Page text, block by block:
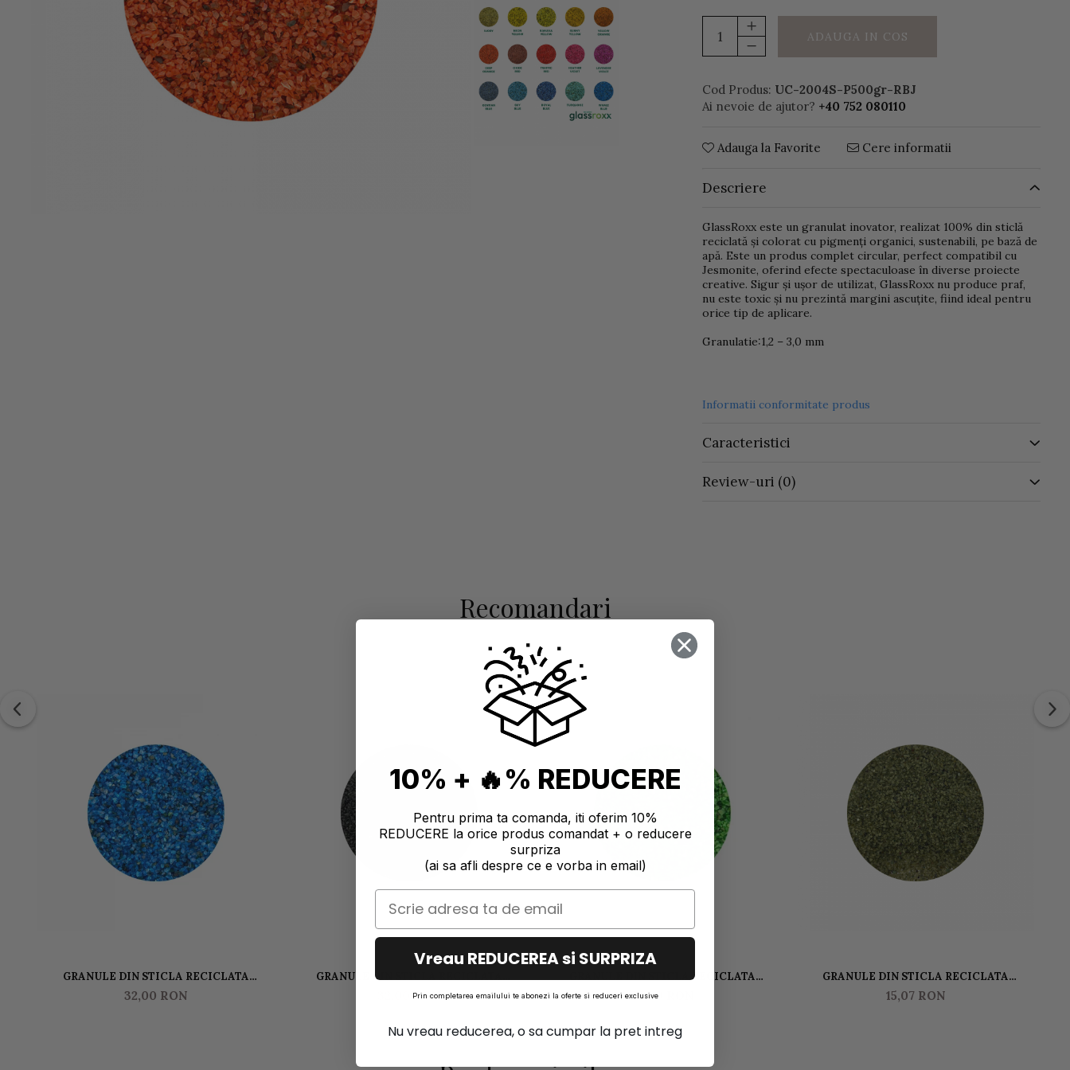
ADAUGA IN COS
Cod Produs: UC-2004S-P500gr-RBJ
Ai nevoie de ajutor? +40 752 080110
Adauga la Favorite Cere informatii
Descriere
GlassRoxx este un granulat inovator, realizat 100% din sticlă
reciclată și colorat cu pigmenți organici, sustenabili, pe bază de
apă. Este un produs complet circular, perfect compatibil cu
Jesmonite, oferind efecte spectaculoase în diverse proiecte
creative. Sigur și ușor de utilizat, GlassRoxx nu produce praf,
nu este toxic și nu prezintă margini ascuțite, fiind ideal pentru
orice tip de aplicare.
Granulatie:1,2 – 3,0 mm
Informatii conformitate produs
Caracteristici
Review-uri (0)
Recomandari
GRANULE DIN STICLA RECICLATA
GLASSROXX SMALL 500 GR WHALE BLUE
32,00 RON
GRANULE DIN STICLA RECICLATA
GLASSROXX SMALL 500 GR PITCH BLACK
32,00 RON
GRANULE DIN STICLA RECICLATA
GLASSROXX SMALL 500 GR LEAFY GREEN
32,00 RON
GRANULE DIN STICLA RECICLATA
GLASSROXX SMALL 150 GR -OLIVE GREEN
15,07 RON
10% + 🔥% REDUCERE
Pentru prima ta comanda, iti oferim 10%
REDUCERE la orice produs comandat + o reducere
surpriza
(ai sa afli despre ce e vorba in email)
Vreau REDUCEREA si SURPRIZA
Prin completarea emailului te abonezi la oferte si reduceri exclusive
Nu vreau reducerea, o sa cumpar la pret intreg